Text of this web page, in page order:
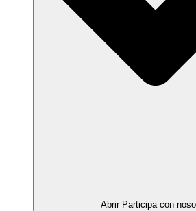
Abrir Participa con